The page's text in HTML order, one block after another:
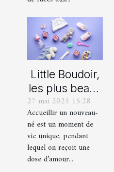
Little Boudoir,
les plus beaux
cadeaux de
naissance
personnalisés
!
27 mai 2025 15:28
Accueillir un nouveau-
né est un moment de
vie unique, pendant
lequel on reçoit une
dose d’amour...